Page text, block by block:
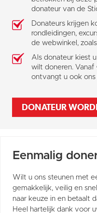
donateur van de
Donateurs krijgen
rondleidingen,
de webwinkel,
Als donateur kiest
wilt doneren.
ontvangt u ook ons
DONATEUR
Eenmalig
Wilt u ons steunen met
gemakkelijk, veilig en
naar keuze in en betaalt
Heel hartelijk dank voor